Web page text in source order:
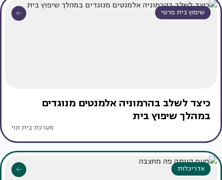
שיפוץ בית פרטי
כיצד לשלב בהרמוניה אלמנטים מנוגדים
במהלך שיפוץ בית
מערכת בית ונוי
אדריכלות